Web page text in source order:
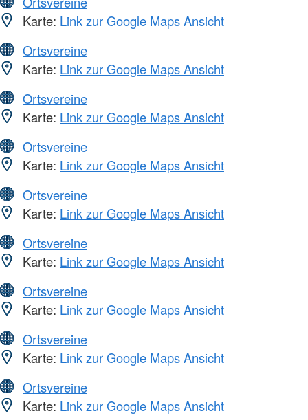
Karte: Link zur Google Maps Ansicht
Ortsvereine
Karte: Link zur Google Maps Ansicht
Ortsvereine
Karte: Link zur Google Maps Ansicht
Ortsvereine
Karte: Link zur Google Maps Ansicht
Ortsvereine
Karte: Link zur Google Maps Ansicht
Ortsvereine
Karte: Link zur Google Maps Ansicht
Ortsvereine
Karte: Link zur Google Maps Ansicht
Ortsvereine
Karte: Link zur Google Maps Ansicht
Ortsvereine
Karte: Link zur Google Maps Ansicht